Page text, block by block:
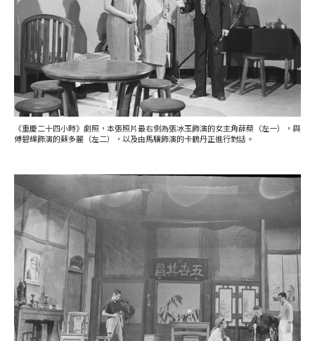
《重慶二十四小時》劇照，本張照片最右側為張冰玉飾演的女主角薛蔾（左一），與
傅碧輝飾演的蘇多麗（左二），以及由馬驥飾演的卡鶴丹正進行對話。